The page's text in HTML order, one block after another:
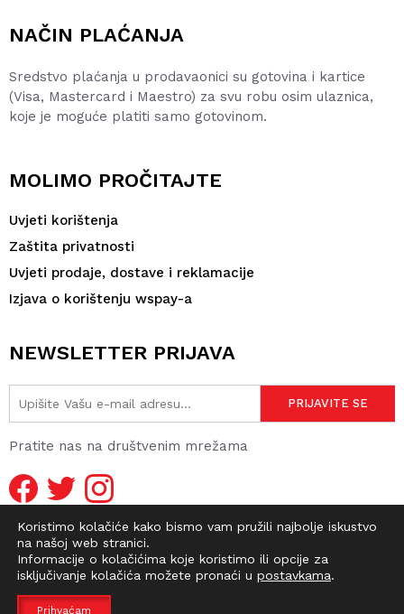
NAČIN PLAĆANJA
Sredstvo plaćanja u prodavaonici su gotovina i kartice
(Visa, Mastercard i Maestro) za svu robu osim ulaznica,
koje je moguće platiti samo gotovinom.
MOLIMO PROČITAJTE
Uvjeti korištenja
Zaštita privatnosti
Uvjeti prodaje, dostave i reklamacije
Izjava o korištenju wspay-a
NEWSLETTER PRIJAVA
Pratite nas na društvenim mrežama
© 2026 DIRTY OLD SHOP | WEBMASTER -
Koristimo kolačiće kako bismo vam pružili najbolje iskustvo
na našoj web stranici.
Informacije o kolačićima koje koristimo ili opcije za
isključivanje kolačića možete pronaći u postavkama.
Prihvaćam